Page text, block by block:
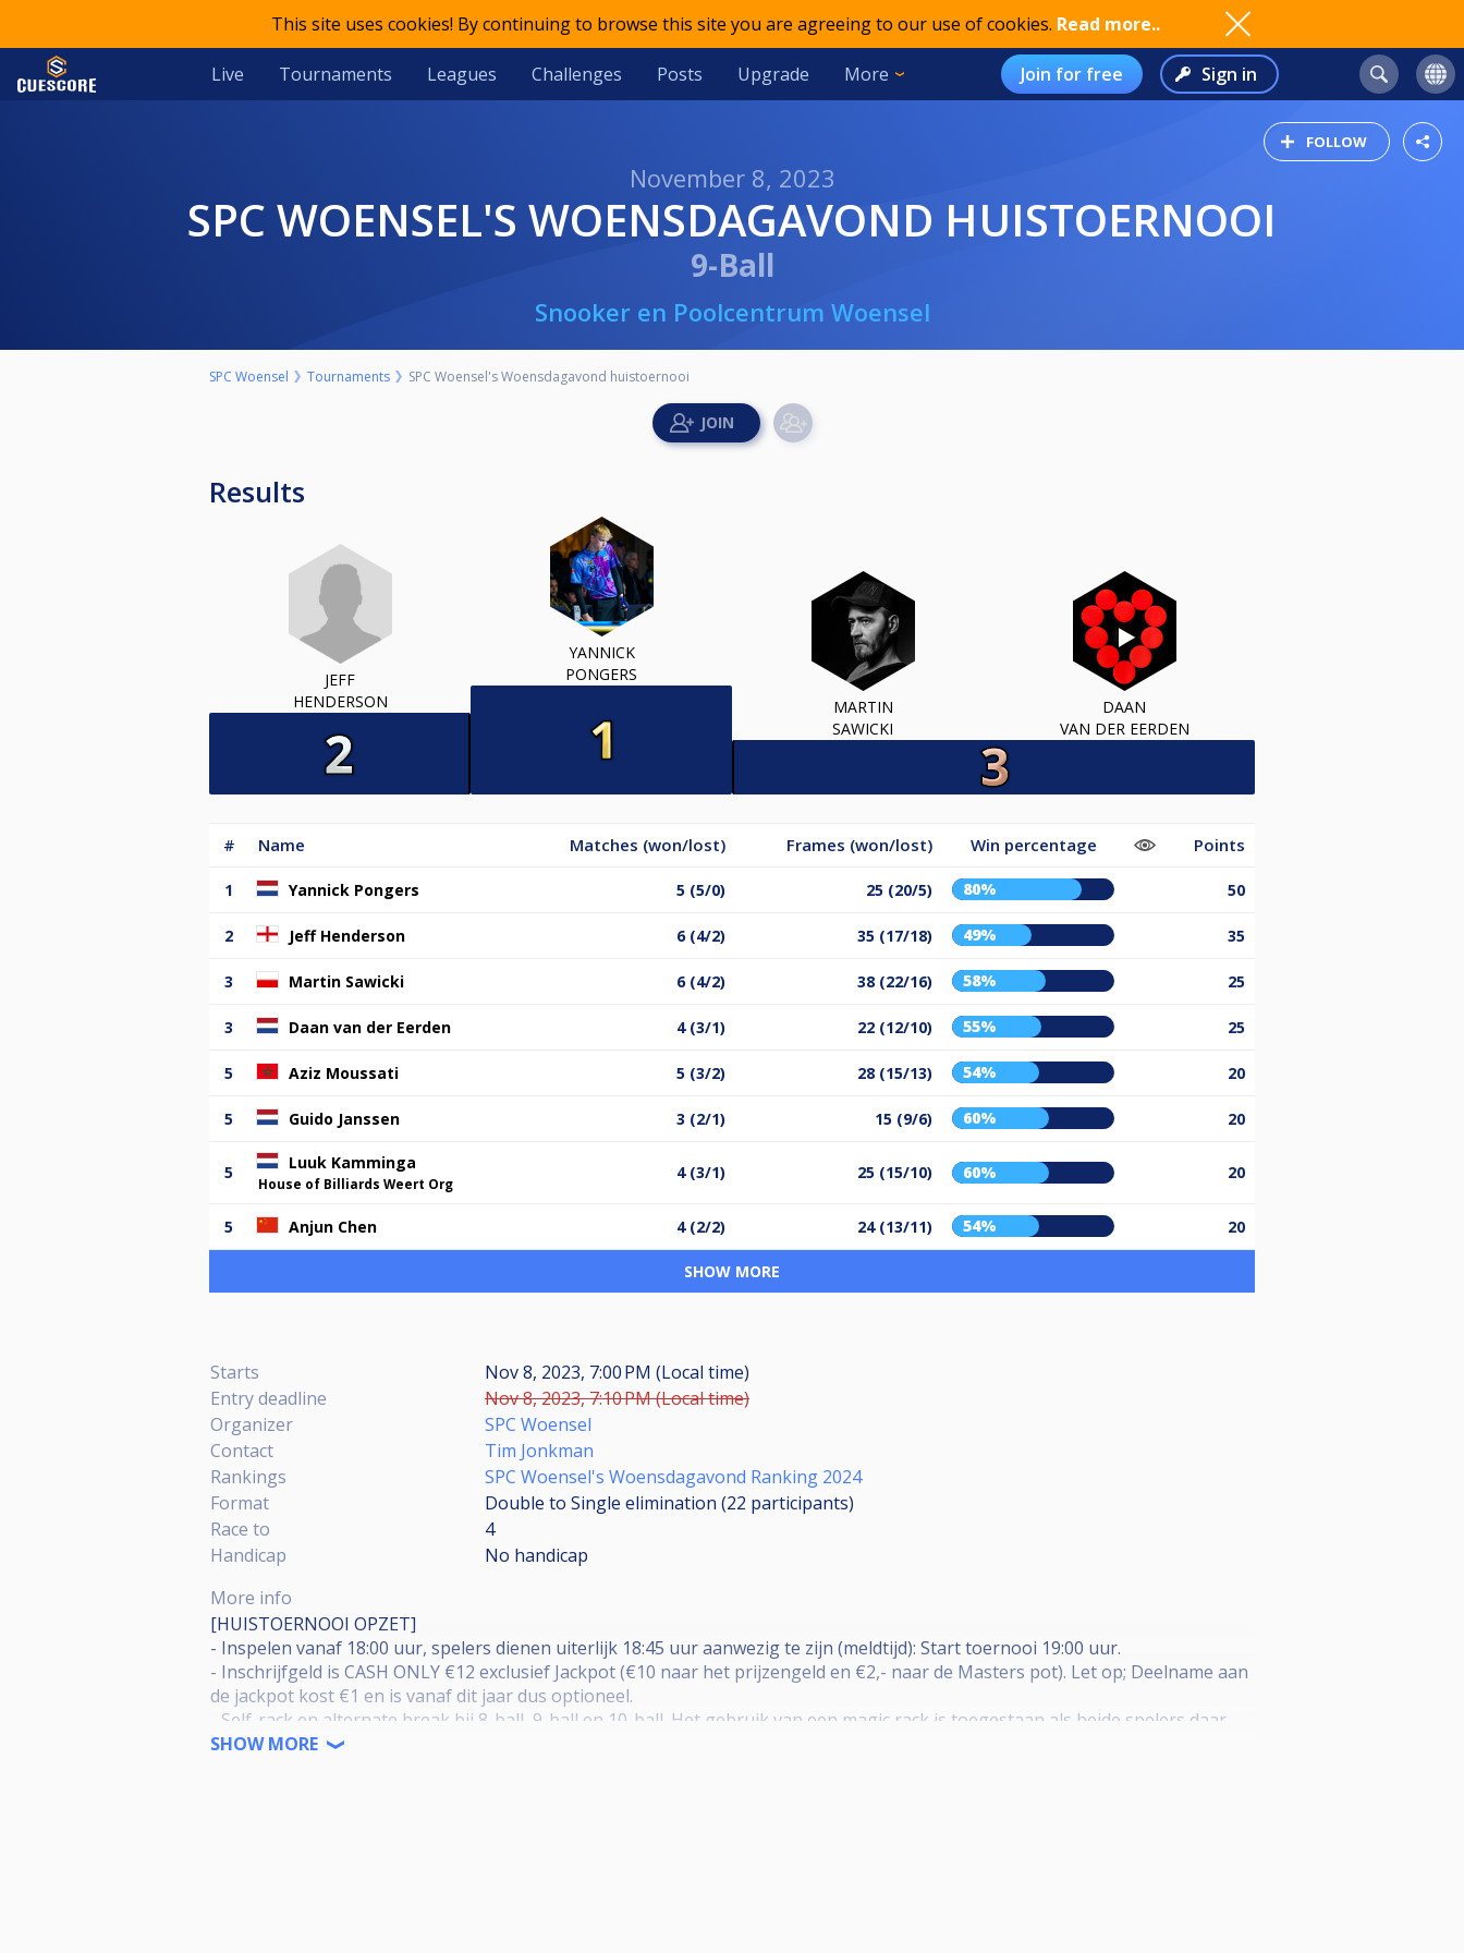
This site uses cookies! By continuing to browse this site you are agreeing to our use of cookies. Read more..
Live Tournaments Leagues Challenges Posts Upgrade More Join for free Sign in
FOLLOW
November 8, 2023
SPC WOENSEL'S WOENSDAGAVOND HUISTOERNOOI
9-Ball
Snooker en Poolcentrum Woensel
SPC Woensel Tournaments SPC Woensel's Woensdagavond huistoernooi
Results
JEFF
HENDERSON
YANNICK
PONGERS
MARTIN
SAWICKI
DAAN
VAN DER EERDEN
# Name Matches (won/lost) Frames (won/lost) Win percentage Points
1 Yannick Pongers 5 (5/0) 25 (20/5) 80% 50
2 Jeff Henderson 6 (4/2) 35 (17/18) 49% 35
3 Martin Sawicki 6 (4/2) 38 (22/16) 58% 25
3 Daan van der Eerden 4 (3/1) 22 (12/10) 55% 25
5 Aziz Moussati 5 (3/2) 28 (15/13) 54% 20
5 Guido Janssen 3 (2/1) 15 (9/6) 60% 20
5 Luuk Kamminga
House of Billiards Weert Org
4 (3/1) 25 (15/10) 60% 20
5 Anjun Chen 4 (2/2) 24 (13/11) 54% 20
SHOW MORE
Starts
Nov 8, 2023, 7:00 PM (Local time)
Entry deadline
Nov 8, 2023, 7:10 PM (Local time)
Organizer
SPC Woensel
Contact
Tim Jonkman
Rankings
SPC Woensel's Woensdagavond Ranking 2024
Format
Double to Single elimination (22 participants)
Race to
4
Handicap
No handicap
More info
[HUISTOERNOOI OPZET]
- Inspelen vanaf 18:00 uur, spelers dienen uiterlijk 18:45 uur aanwezig te zijn (meldtijd): Start toernooi 19:00 uur.
- Inschrijfgeld is CASH ONLY €12 exclusief Jackpot (€10 naar het prijzengeld en €2,- naar de Masters pot). Let op; Deelname aan
de jackpot kost €1 en is vanaf dit jaar dus optioneel.
- Self-rack en alternate break bij 8-ball, 9-ball en 10-ball. Het gebruik van een magic rack is toegestaan als beide spelers daar
een voorkeur aan hebben.
SHOW MORE